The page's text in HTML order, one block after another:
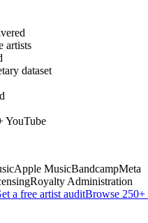
artists
dataset
YouTube
Apple MusicBandcampMeta
Royalty Administration
a free artist auditBrowse 250+